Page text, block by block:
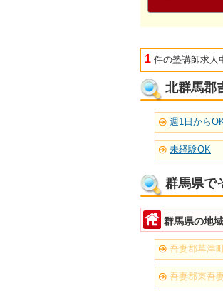
1 件の塾講師求
北群馬郡
週1日から
未経験OK
群馬県で
群馬県の地域
吾妻郡草津
吾妻郡東吾